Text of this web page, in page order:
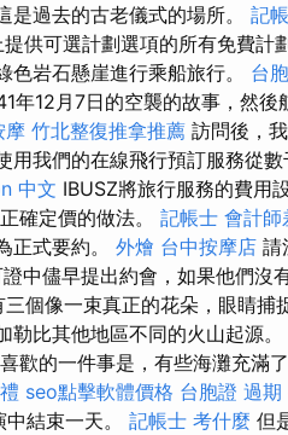
是過去的古老儀式的場所。 記
供可選計劃選項的所有免費計
色岩石懸崖進行乘船旅行。 台
年12月7日的空襲的故事，然
摩 竹北整復推拿推薦 訪問後，
用我們的在線飛行預訂服務從數
中文 IBUSZ將旅行服務的費用
確定價的做法。 記帳士 會計師
正式要約。 外燴 台中按摩店 請
中儘早提出約會，如果他們沒
個像一束真正的花朵，眼睛
勒比其他地區不同的火山起源
歡的一件事是，有些海灘充滿
seo點擊軟體價格 台胞證 過期
結束一天。 記帳士 考什麼 但